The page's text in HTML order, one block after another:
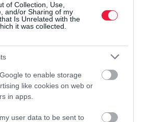
of Collection, Use,
and/or Sharing of my
Is Unrelated with the
it was collected.
to enable storage
like cookies on web or
in apps.
user data to be sent to